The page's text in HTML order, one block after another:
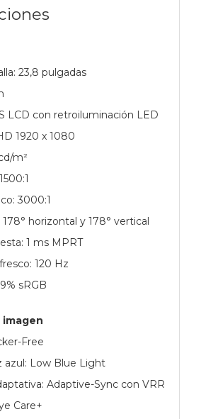
23,8 pulgadas
LCD con retroiluminación LED
1920 x 1080
m²
3000:1
horizontal y 178° vertical
1 ms MPRT
120 Hz
sRGB
Free
azul: Low Blue Light
Adaptive-Sync con VRR
Care+